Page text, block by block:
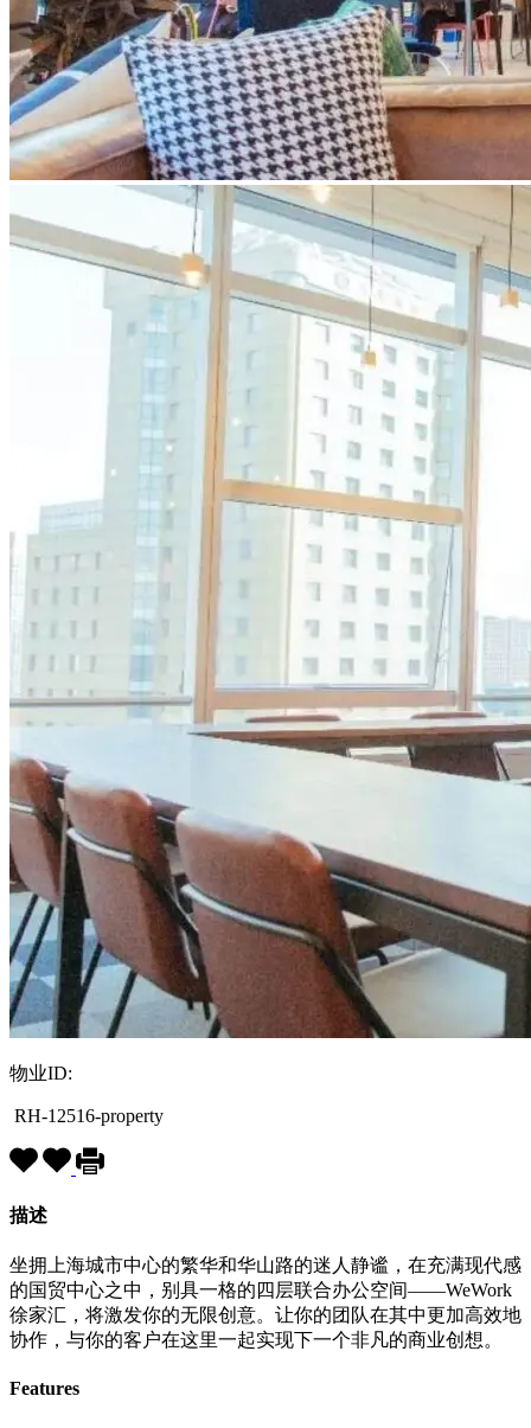
物业ID:
RH-12516-property
描述
坐拥上海城市中心的繁华和华山路的迷人静谧，在充满现代感
的国贸中心之中，别具一格的四层联合办公空间——WeWork
徐家汇，将激发你的无限创意。让你的团队在其中更加高效地
协作，与你的客户在这里一起实现下一个非凡的商业创想。
Features